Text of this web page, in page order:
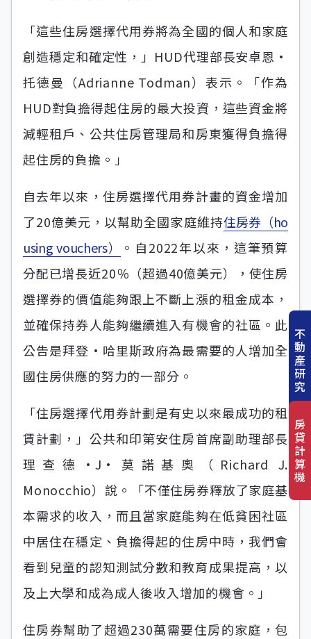
「這些住房選擇代用券將為全國的個人和家庭
創造穩定和確定性，」HUD代理部長安卓恩·
托德曼（Adrianne Todman）表示。「作為
HUD對負擔得起住房的最大投資，這些資金將
減輕租戶、公共住房管理局和房東獲得負擔得
起住房的負擔。」
自去年以來，住房選擇代用券計畫的資金增加
了20億美元，以幫助全國家庭維持住房券（ho
using vouchers）
。自2022年以來，這筆預算
分配已增長近20％（超過40億美元），使住房
選擇券的價值能夠跟上不斷上漲的租金成本，
並確保持券人能夠繼續進入有機會的社區。此
公告是拜登·哈里斯政府為最需要的人增加全
國住房供應的努力的一部分。
「住房選擇代用券計劃是有史以來最成功的租
賃計劃，」公共和印第安住房首席副助理部長
理查德·J·莫諾基奧（Richard J.
Monocchio）說。「不僅住房券釋放了家庭基
本需求的收入，而且當家庭能夠在低貧困社區
中居住在穩定、負擔得起的住房中時，我們會
看到兒童的認知測試分數和教育成果提高，以
及上大學和成為成人後收入增加的機會。」
住房券幫助了超過230萬需要住房的家庭，包
不
動
產
研
究
房
貸
計
算
機